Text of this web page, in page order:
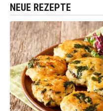
NEUE REZEPTE